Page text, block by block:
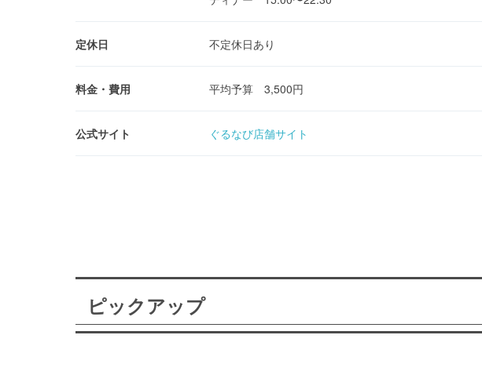
定休日 不定休日あり
料金・費用 平均予算 3,500円
公式サイト ぐるなび店舗サイト
ピックアップ